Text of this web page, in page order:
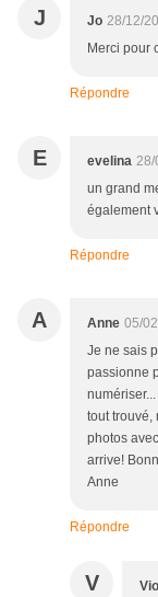
J Jo 28/12/
Merci pour
Répondre
E evelina 28/
un grand
également
Répondre
A Anne 05/
Je ne sais
passionne
tout trouvé,
photos
arrive!
Anne
Répondre
V